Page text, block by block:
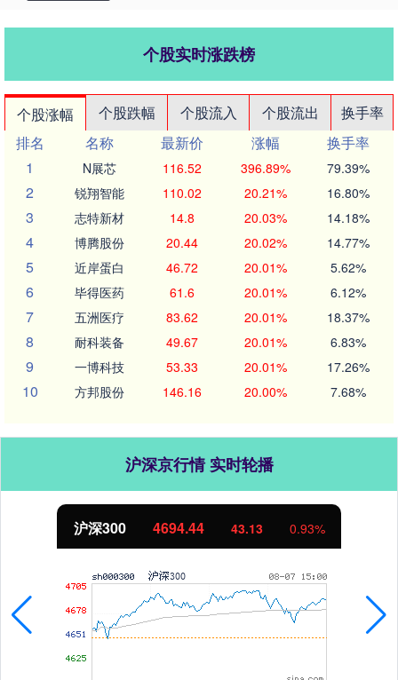
个股实时涨跌榜
个股涨幅 个股跌幅 个股流入 个股流出
换手率
排名
名称 最新价 涨幅
换手率
1
N展芯 116.52 396.89% 79.39%
2 锐翔智能 110.02 20.21% 16.80%
3 志特新材 14.8 20.03% 14.18%
4 博腾股份 20.44 20.02% 14.77%
5 近岸蛋白 46.72 20.01% 5.62%
6 毕得医药 61.6 20.01% 6.12%
7 五洲医疗 83.62 20.01% 18.37%
8 耐科装备 49.67 20.01% 6.83%
9 一博科技 53.33 20.01% 17.26%
10 方邦股份 146.16 20.00% 7.68%
沪深京行情 实时轮播
北证50 1134.24 11.37 1.01%